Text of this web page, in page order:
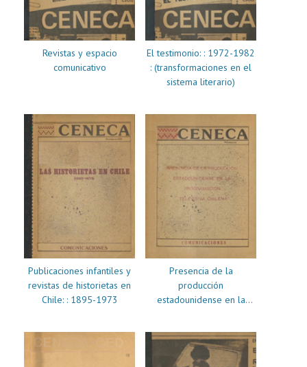
Revistas y espacio
comunicativo
El testimonio: : 1972-1982
: (transformaciones en el
sistema literario)
Publicaciones infantiles y
revistas de historietas en
Chile: : 1895-1973
Presencia de la
producción
estadounidense en la